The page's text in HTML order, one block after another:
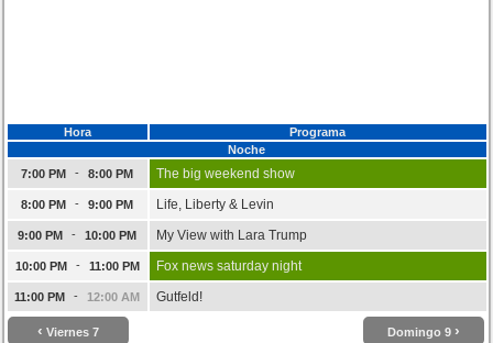
Hora
Programa
Noche
7:00 PM
- 8:00 PM The big weekend show
8:00 PM - 9:00 PM Life, Liberty & Levin
9:00 PM - 10:00 PM My View with Lara Trump
10:00 PM - 11:00 PM Fox news saturday night
11:00 PM - 12:00 AM Gutfeld!
‹ Viernes 7 Domingo 9 ›